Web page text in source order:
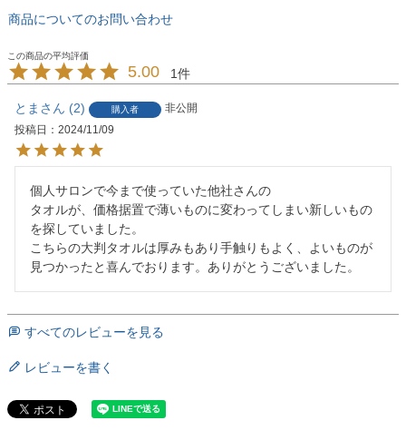
商品についてのお問い合わせ
5.00 1
とま 2 購入者
非公開
投稿日
2024/11/09
個人サロンで今まで使っていた他社さんの
タオルが、価格据置で薄いものに変わってしまい新しいもの
を探していました。
こちらの大判タオルは厚みもあり手触りもよく、よいものが
見つかったと喜んでおります。ありがとうございました。
すべてのレビューを見る
レビューを書く